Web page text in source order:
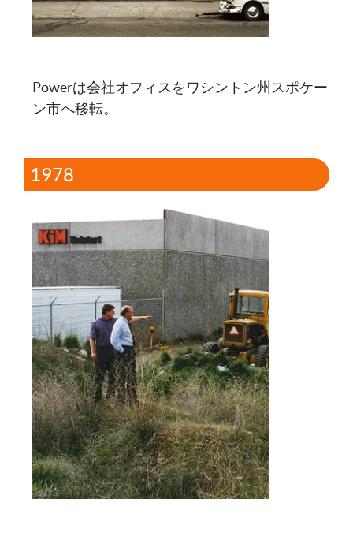
Powerは会社オフィスをワシントン州スポケー
ン市へ移転。
1978